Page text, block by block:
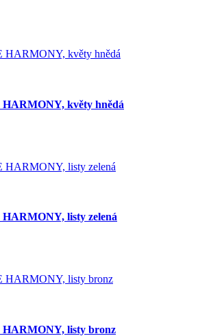
květy hnědá
listy zelená
HARMONY, listy bronz